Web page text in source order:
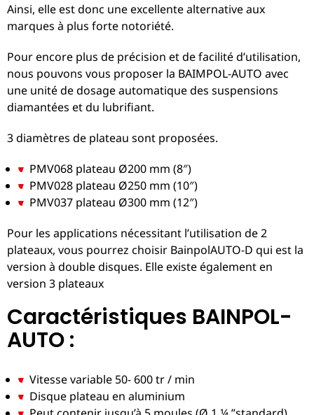
Ainsi, elle est donc une excellente alternative aux
marques à plus forte notoriété.
Pour encore plus de précision et de facilité d’utilisation,
nous pouvons vous proposer la BAIMPOL-AUTO avec
une unité de dosage automatique des suspensions
diamantées et du lubrifiant.
3 diamètres de plateau sont proposées.
PMV068 plateau Ø200 mm (8″)
PMV028 plateau Ø250 mm (10″)
PMV037 plateau Ø300 mm (12″)
Pour les applications nécessitant l’utilisation de 2
plateaux, vous pourrez choisir BainpolAUTO-D qui est la
version à double disques. Elle existe également en
version 3 plateaux
Caractéristiques BAINPOL-
AUTO :
Vitesse variable 50- 600 tr / min
Disque plateau en aluminium